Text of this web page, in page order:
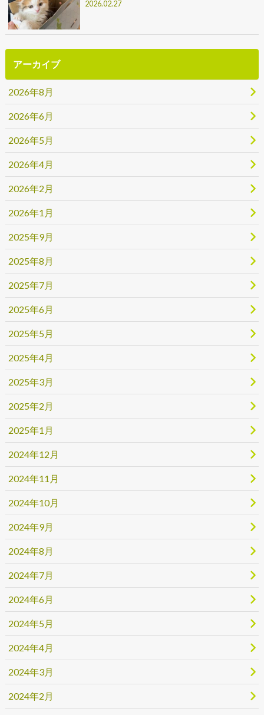
2026.02.27
アーカイブ
2026年8月
2026年6月
2026年5月
2026年4月
2026年2月
2026年1月
2025年9月
2025年8月
2025年7月
2025年6月
2025年5月
2025年4月
2025年3月
2025年2月
2025年1月
2024年12月
2024年11月
2024年10月
2024年9月
2024年8月
2024年7月
2024年6月
2024年5月
2024年4月
2024年3月
2024年2月